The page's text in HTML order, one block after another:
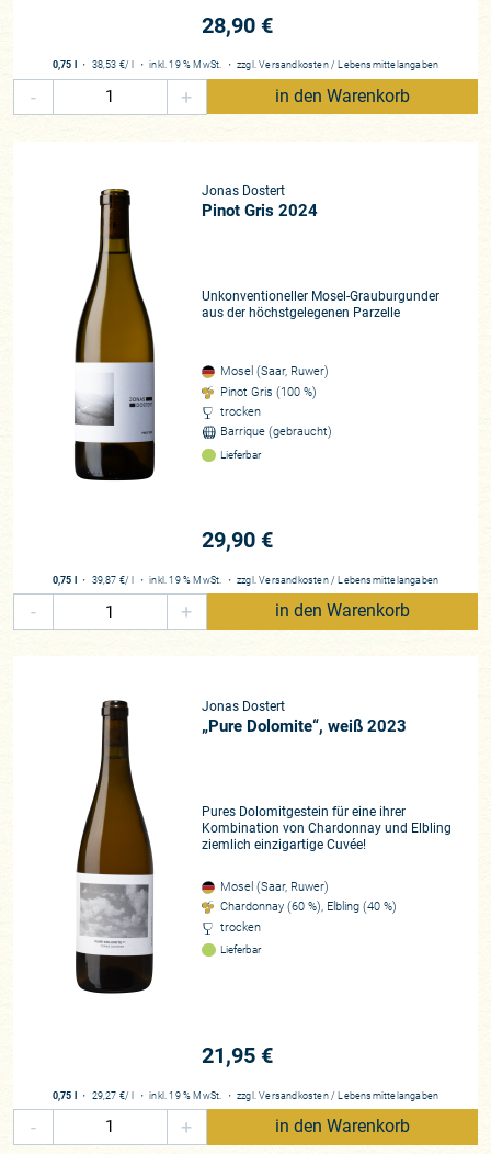
Winzer*in
Rebfläche
Rebsorten
Im Keller arbeitet Jonas genauso minimalistisch wie in den
Weinbergen. Das einzige Hilfsmittel sind winzige
Schwefelgaben vor der Füllung. Ansonsten werden die Weine
gar nicht filtriert werden. In manchen Partien nutzt Jonas
Weine, die etwas längere Maischestandzeiten oder sogar
eine Maischevergärung hinter sich haben. Letzteres
geschieht vor allem in seiner „Karambolage“, die je nach
Jahrgang aus unterschiedlichen Rebsorten-Cuvées besteht,
aber farblich immer einen Rosé-Charakter aufweist.Jonas’
Weine sind pur und unverfälscht, mit klarem Terroir. Und
das Terroir beinhaltet nicht nur Boden und Klima, sondern
auch den Menschen Dostert, dessen Charakter seine feinen,
trinkfreudigen Weine prägt.
28,90 €
0,75 l ・ 38,53 €/ l ・inkl. 19 % MwSt. ・ zzgl.Versandkosten / Lebensmittelangaben
- + in den Warenkorb
Jonas Dostert
Pinot Gris 2024
Unkonventioneller Mosel-Grauburgunder
aus der höchstgelegenen Parzelle
Mosel (Saar, Ruwer)
Pinot Gris (100 %)
trocken
Barrique (gebraucht)
Lieferbar
29,90 €
0,75 l ・ 39,87 €/ l ・inkl. 19 % MwSt. ・ zzgl.Versandkosten / Lebensmittelangaben
- + in den Warenkorb
Jonas Dostert
„Pure Dolomite“, weiß 2023
Pures Dolomitgestein für eine ihrer
Kombination von Chardonnay und Elbling
ziemlich einzigartige Cuvée!
Mosel (Saar, Ruwer)
Chardonnay (60 %), Elbling (40 %)
trocken
Lieferbar
21,95 €
0,75 l ・ 29,27 €/ l ・inkl. 19 % MwSt. ・ zzgl.Versandkosten / Lebensmittelangaben
- + in den Warenkorb